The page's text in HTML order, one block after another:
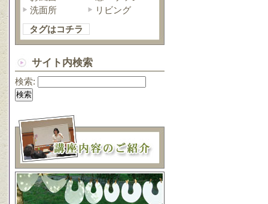
洗面所
リビング
タグはコチラ
サイト内検索
検索: